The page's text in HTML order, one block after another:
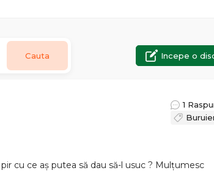
Cauta Incepe o
1
cu ce aș putea să dau să-l usuc ? Mulțumesc